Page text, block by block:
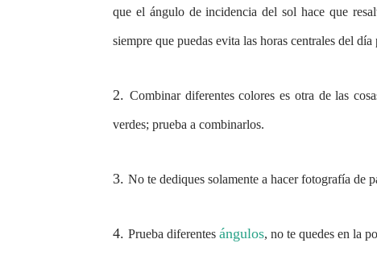
que el ángulo de incidencia del sol hace que
siempre que puedas evita las horas centrales del
2. Combinar diferentes colores es otra de las
verdes; prueba a combinarlos.
3. No te dediques solamente a hacer fotografía de
4. Prueba diferentes ángulos, no te quedes en la